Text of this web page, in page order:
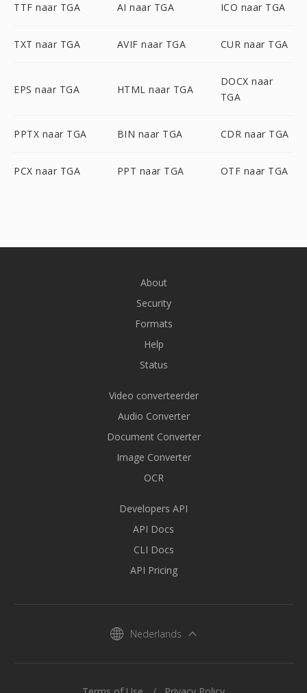
TTF naar TGA AI naar TGA ICO naar TGA
TXT naar TGA AVIF naar TGA CUR naar TGA
EPS naar TGA HTML naar TGA
DOCX naar
TGA
PPTX naar TGA BIN naar TGA CDR naar TGA
PCX naar TGA PPT naar TGA OTF naar TGA
About
Security
Formats
Help
Status
Video converteerder
Audio Converter
Document Converter
Image Converter
OCR
Developers API
API Docs
CLI Docs
API Pricing
Nederlands